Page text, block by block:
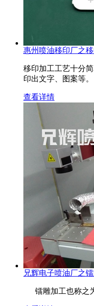
惠州喷油移印厂之
移印加工工艺十分
印出文字、图案等。
查看详情
兄辉电子喷油厂之
镭雕加工也称之为